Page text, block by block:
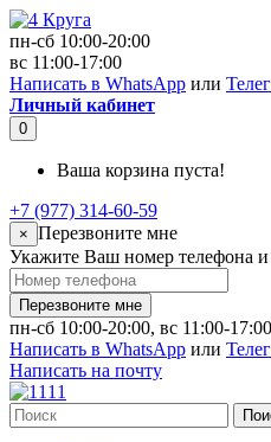
пн-сб 10:00-20:00
вс 11:00-17:00
Написать в WhatsApp или
Личный кабинет
0
Ваша корзина пуста!
+7 (977) 314-60-59
× Перезвоните мне
Укажите Ваш номер телефона
Перезвоните мне
пн-сб 10:00-20:00, вс 11:00-17:00
Написать в WhatsApp или
Написать на почту